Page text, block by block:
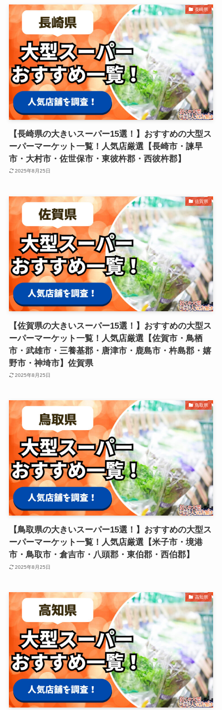
長崎県
【長崎県の大きいスーパー15選！】おすすめの大型ス
ーパーマーケット一覧！人気店厳選【長崎市・諫早
市・大村市・佐世保市・東彼杵郡・西彼杵郡】
2025年8月25日
佐賀県
【佐賀県の大きいスーパー15選！】おすすめの大型ス
ーパーマーケット一覧！人気店厳選【佐賀市・鳥栖
市・武雄市・三養基郡・唐津市・鹿島市・杵島郡・嬉
野市・神埼市】佐賀県
2025年8月25日
鳥取県
【鳥取県の大きいスーパー15選！】おすすめの大型ス
ーパーマーケット一覧！人気店厳選【米子市・境港
市・鳥取市・倉吉市・八頭郡・東伯郡・西伯郡】
2025年8月25日
高知県